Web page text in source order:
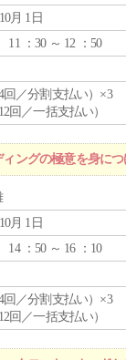
月 1日
11 ：30 ～ 12 ：50
回／分割支払い）×3
回／一括支払い）
ングの極意を身につ
月 1日
14 ：50 ～ 16 ：10
回／分割支払い）×3
回／一括支払い）